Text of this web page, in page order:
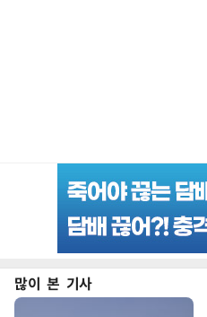
많이 본 기사